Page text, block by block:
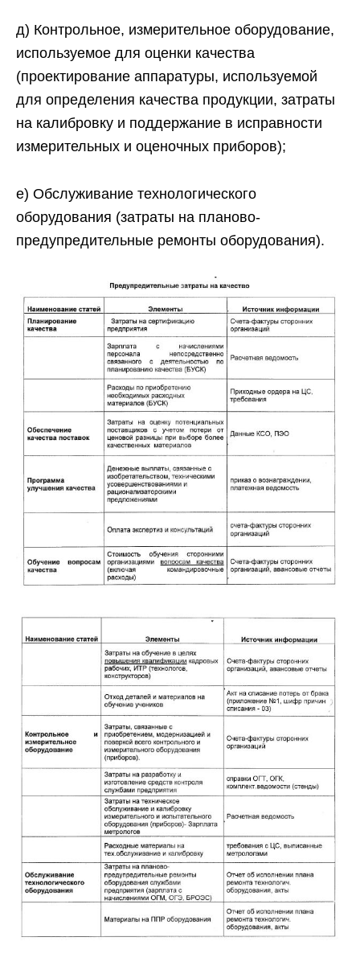
д) Контрольное, измерительное оборудование,
используемое для оценки качества
(проектирование аппаратуры, используемой
для определения качества продукции, затраты
на калибровку и поддержание в исправности
измерительных и оценочных приборов);
е) Обслуживание технологического
оборудования (затраты на планово-
предупредительные ремонты оборудования).